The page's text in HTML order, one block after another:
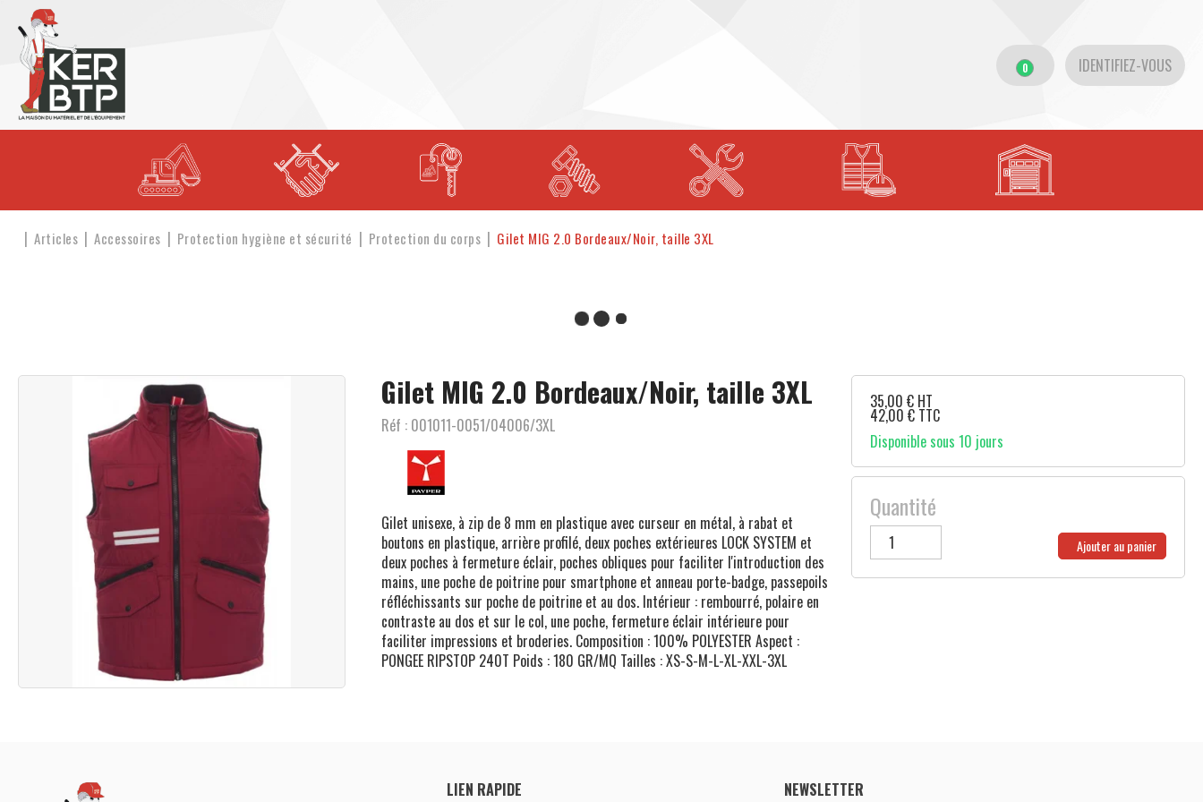
0 IDENTIFIEZ-VOUS
Articles Accessoires Protection hygiène et sécurité Protection du corps Gilet MIG 2.0 Bordeaux/Noir, taille 3XL
Gilet MIG 2.0 Bordeaux/Noir, taille 3XL
Réf : 001011-0051/04006/3XL
Gilet unisexe, à zip de 8 mm en plastique avec curseur en métal, à rabat et
boutons en plastique, arrière profilé, deux poches extérieures LOCK SYSTEM et
deux poches à fermeture éclair, poches obliques pour faciliter l'introduction des
mains, une poche de poitrine pour smartphone et anneau porte-badge, passepoils
réfléchissants sur poche de poitrine et au dos. Intérieur : rembourré, polaire en
contraste au dos et sur le col, une poche, fermeture éclair intérieure pour
faciliter impressions et broderies. Composition : 100% POLYESTER Aspect :
PONGEE RIPSTOP 240T Poids : 180 GR/MQ Tailles : XS-S-M-L-XL-XXL-3XL
35,00€ HT
42,00€ TTC
Disponible sous 10 jours
Quantité
Ajouter au panier
LIEN RAPIDE NEWSLETTER